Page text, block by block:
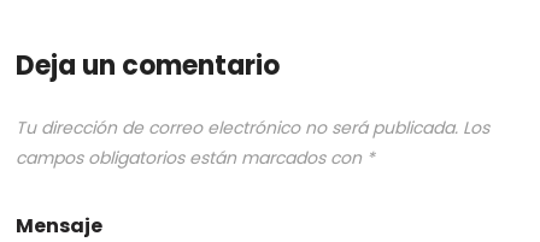
Deja un comentario
Tu dirección de correo electrónico no será publicada. Los
campos obligatorios están marcados con *
Mensaje